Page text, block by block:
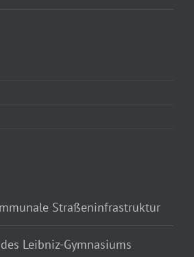
Straßeninfrastruktur
Leibniz-Gymnasiums